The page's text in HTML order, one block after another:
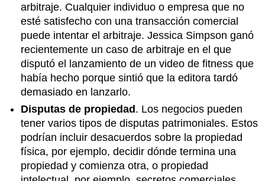
arbitraje. Cualquier individuo o empresa que no
esté satisfecho con una transacción comercial
puede intentar el arbitraje. Jessica Simpson ganó
recientemente un caso de arbitraje en el que
disputó el lanzamiento de un video de fitness que
había hecho porque sintió que la editora tardó
demasiado en lanzarlo.
Disputas de propiedad. Los negocios pueden
tener varios tipos de disputas patrimoniales. Estos
podrían incluir desacuerdos sobre la propiedad
física, por ejemplo, decidir dónde termina una
propiedad y comienza otra, o propiedad